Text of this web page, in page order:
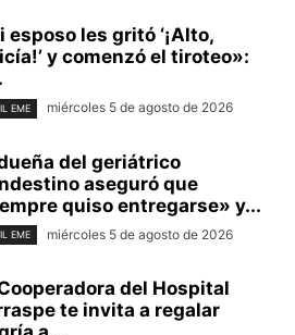
esposo les gritó ‘¡Alto,
y comenzó el tiroteo»:
EME miércoles 5 de agosto de 2026
del geriátrico
aseguró que
quiso entregarse» y...
EME miércoles 5 de agosto de 2026
del Hospital
te invita a regalar